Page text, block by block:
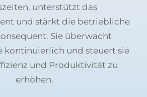
unterstützt das
und stärkt die betriebliche
Sie überwacht
kontinuierlich und steuert sie
und Produktivität zu
erhöhen.